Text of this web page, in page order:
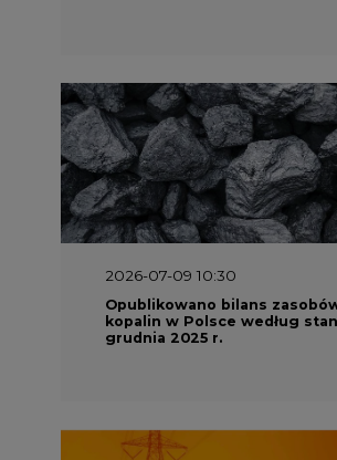
2026-07-09 10:30
Opublikowano bilans
kopalin w Polsce według
grudnia 2025 r.